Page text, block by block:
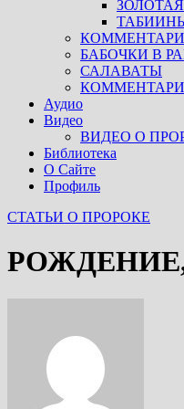
БАБОЧКИ В
САЛАВАТЫ
Аудио
Видео
ВИДЕО О
Библиотека
О Сайте
Профиль
СТАТЬИ О ПРОРОКЕ